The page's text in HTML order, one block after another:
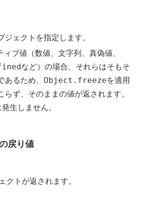
ジェクトを指定します。
ィブ値（数値、文字列、真偽値、
など）の場合、それらはそもそ
あるため、 Object.freezeを適用
らず、そのままの値が返されます。
発生しません。
戻り値
クトが返されます。